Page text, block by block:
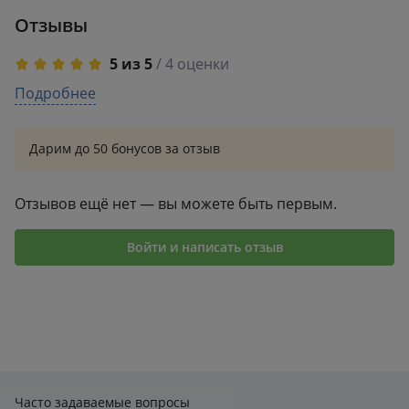
искреннее признание поклонников по всему миру.
Отзывы
5 из 5/ 4 оценки
5
Подробнее
Дарим до 50 бонусов за отзыв
Отзывов ещё нет — вы можете быть первым.
Войти и написать отзыв
Часто задаваемые вопросы